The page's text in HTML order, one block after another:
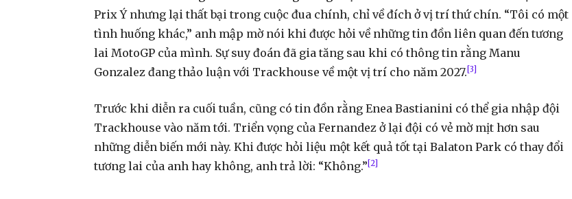
Prix Ý nhưng lại thất bại trong cuộc đua chính, chỉ về đích ở vị trí thứ chín. “Tôi có một
tình huống khác,” anh mập mờ nói khi được hỏi về những tin đồn liên quan đến tương
lai MotoGP của mình. Sự suy đoán đã gia tăng sau khi có thông tin rằng Manu
Gonzalez đang thảo luận với Trackhouse về một vị trí cho năm 2027. [3]
Trước khi diễn ra cuối tuần, cũng có tin đồn rằng Enea Bastianini có thể gia nhập đội
Trackhouse vào năm tới. Triển vọng của Fernandez ở lại đội có vẻ mờ mịt hơn sau
những diễn biến mới này. Khi được hỏi liệu một kết quả tốt tại Balaton Park có thay đổi
tương lai của anh hay không, anh trả lời: “Không.” [2]